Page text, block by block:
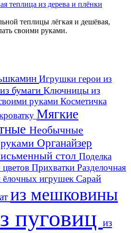
теплицы лёгкая и дешёвая,
своими руками.
Игрушки герои из
бумаги Ключницы из
руками Косметичка
Мягкие
Необычные
Органайзер
стол Поделка
цветов Прихватки Разделочная
ёлочных игрушек Сарай
из мешковины
пуговиц из